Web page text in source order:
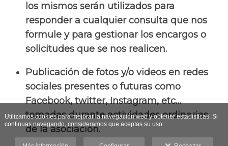
los mismos serán utilizados para
responder a cualquier consulta que nos
formule y para gestionar los encargos o
solicitudes que se nos realicen.
Publicación de fotos y/o videos en redes
sociales presentes o futuras como
Facebook, twitter, Instagram, etc…
tomadas durante actividades ordinarias
de la asociación.
Utilizamos cookies para mejorar la navegación web y obtener estadísticas. Si
continuas navegando, consideramos que aceptas su uso.